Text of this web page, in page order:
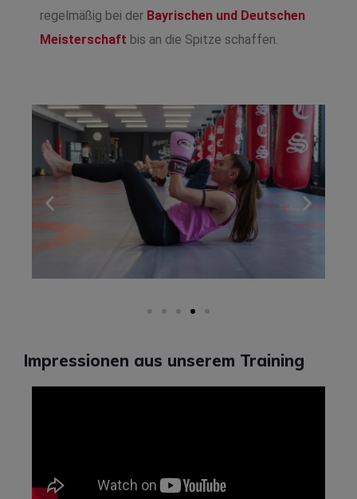
regelmäßig bei der Bayrischen und Deutschen
Meisterschaft bis an die Spitze schaffen.
Impressionen aus unserem Training